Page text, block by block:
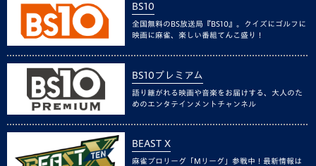
BS10
全国無料のBS放送局『BS10』。クイズにゴルフに
映画に麻雀、楽しい番組てんこ盛り！
BS10プレミアム
語り継がれる映画や音楽をお届けする、大人のた
めのエンタテインメントチャンネル
BEAST X
麻雀プロリーグ「Mリーグ」参戦中！最新情報は